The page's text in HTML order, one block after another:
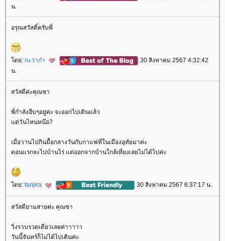
น.
อรุณสวัสดิ์ครับพี่
ดย: กะว่าก๋า
30 สิงหาคม 2567 4:32:42
น.
สวัสดีค่ะคุณซา
พี่กำลังฮึบๆอยู่ค่ะ จะออกไปเดินแล้ว
ต่วันไหนหน๊อ?
เมื่อวานไปกินมื้อกลางวันกับกาแฟที่ในเมืองอุทัยมาค่ะ
ตอนแรกจะไปบ้านไร่ แต่ออกจากบ้านใกล้เที่ยงเลยไม่ได้ไปค่ะ
ดย: tanjira 30 สิงหาคม 2567 6:37:17 น.
สวัสดียามสายค่ะ คุณซา
วิ่งรวบรวดเดียวเลยค่าาาาา
วันนี้จันทร์ก็ไม่ได้ไปเดินค่ะ